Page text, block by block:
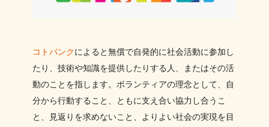
コトバンクによると無償で自発的に社会活動に参加し
たり、技術や知識を提供したりする人、またはその活
動のことを指します。ボランティアの理念として、自
分から行動すること、ともに支え合い協力し合うこ
と、見返りを求めないこと、よりよい社会の実現を目